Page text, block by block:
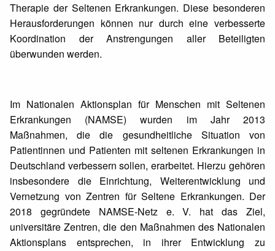
Therapie der Seltenen Erkrankungen. Diese besonderen
Herausforderungen können nur durch eine verbesserte
Koordination der Anstrengungen aller Beteiligten
überwunden werden.
Im Nationalen Aktionsplan für Menschen mit Seltenen
Erkrankungen (NAMSE) wurden im Jahr 2013
Maßnahmen, die die gesundheitliche Situation von
Patientinnen und Patienten mit seltenen Erkrankungen in
Deutschland verbessern sollen, erarbeitet. Hierzu gehören
insbesondere die Einrichtung, Weiterentwicklung und
Vernetzung von Zentren für Seltene Erkrankungen. Der
2018 gegründete NAMSE-Netz e. V. hat das Ziel,
universitäre Zentren, die den Maßnahmen des Nationalen
Aktionsplans entsprechen, in ihrer Entwicklung zu